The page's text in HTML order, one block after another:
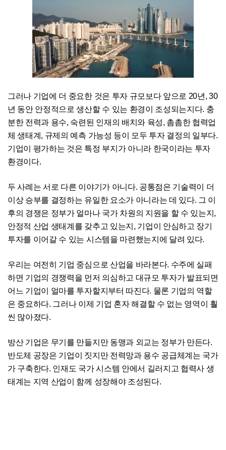
그러나 기업에 더 중요한 것은 투자 규모보다 앞으로 20년, 30
년 동안 안정적으로 생산할 수 있는 환경이 조성되는지다. 충
분한 전력과 용수, 숙련된 인재의 배치와 육성, 촘촘한 협력업
체 생태계, 규제의 예측 가능성 등이 모두 투자 결정의 일부다.
기업이 평가하는 것은 특정 부지가 아니라 한국이라는 투자
환경이다.
두 사례는 서로 다른 이야기가 아니다. 공통점은 기술력이 더
이상 승부를 결정하는 유일한 요소가 아니라는 데 있다. 그 이
후의 경쟁은 정부가 얼마나 국가 차원의 지원을 할 수 있는지,
안정적 산업 생태계를 갖추고 있는지, 기업이 안심하고 장기
투자를 이어갈 수 있는 시스템을 마련했는지에 달려 있다.
우리는 여전히 기업 중심으로 산업을 바라본다. 수주에 실패
하면 기업의 경쟁력을 먼저 의심하고 대규모 투자가 발표되면
어느 기업이 얼마를 투자할지부터 따진다. 물론 기업의 역할
은 중요하다. 그러나 이제 기업 혼자 해결할 수 없는 영역이 훨
씬 많아졌다.
방산 기업은 무기를 만들지만 동맹과 외교는 정부가 만든다.
반도체 공장은 기업이 짓지만 전력망과 용수 공급체계는 국가
가 구축한다. 인재도 국가 시스템 안에서 길러지고 협력사 생
태계는 지역 산업이 함께 성장해야 조성된다.